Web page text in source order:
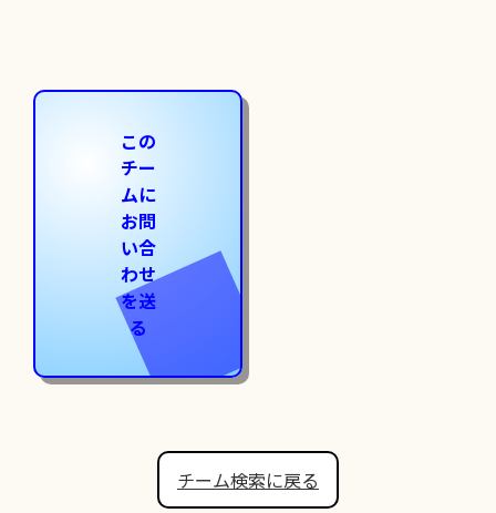
この
チー
ムに
お問
い合
わせ
を送
る
チーム検索に戻る